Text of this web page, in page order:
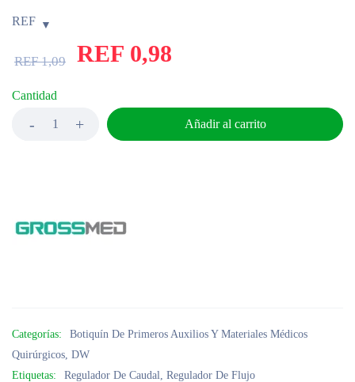
REF
REF1,09 REF 0,98
Cantidad
Añadir al carrito
Categorías:
Botiquín De Primeros Auxilios Y Materiales Médicos
Quirúrgicos, DW
Etiquetas:
Regulador De Caudal, Regulador De Flujo